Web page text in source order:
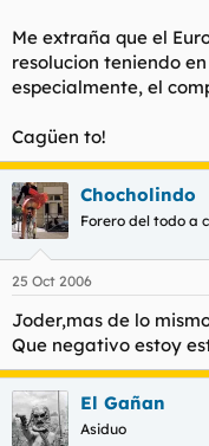
Me extraña que el
resolucion teniendo
especialmente, el
Cagüen to!
Chocholindo
Forero del todo a
25 Oct 2006
Joder,mas de lo
Que negativo estoy
El Gañan
Asiduo